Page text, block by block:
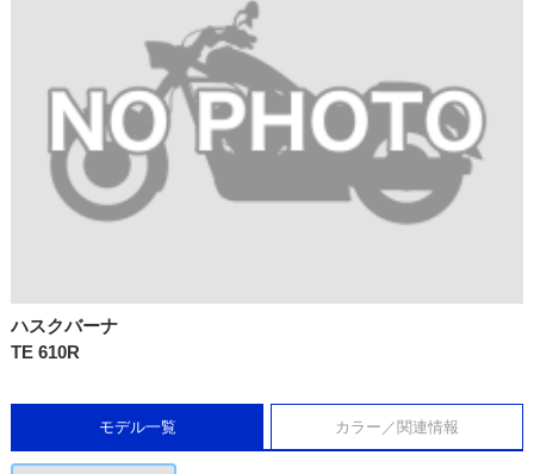
ハスクバーナ
TE 610R
モデル一覧 カラー／関連情報